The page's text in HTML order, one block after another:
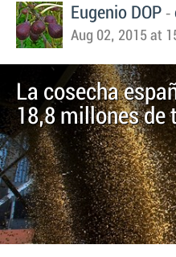
Eugenio DOP -
Aug 02, 2015 at
La cosecha
18,8 millones de